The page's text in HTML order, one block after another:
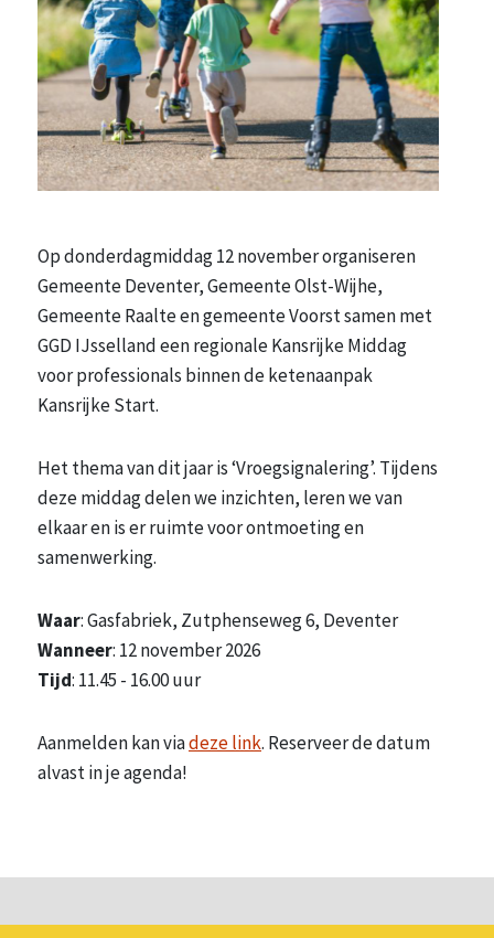
Op donderdagmiddag 12 november organiseren
Gemeente Deventer, Gemeente Olst-Wijhe,
Gemeente Raalte en gemeente Voorst samen met
GGD IJsselland een regionale Kansrijke Middag
voor professionals binnen de ketenaanpak
Kansrijke Start.
Het thema van dit jaar is ‘Vroegsignalering’. Tijdens
deze middag delen we inzichten, leren we van
elkaar en is er ruimte voor ontmoeting en
samenwerking.
Waar: Gasfabriek, Zutphenseweg 6, Deventer
Wanneer: 12 november 2026
Tijd: 11.45 - 16.00 uur
Aanmelden kan viadeze link. Reserveer de datum
alvast in je agenda!